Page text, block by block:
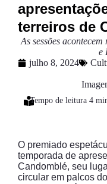
terreiros de
As sessões
e
julho 8, 2024
O premiado
temporada de
Candomblé, seu
circular em palcos